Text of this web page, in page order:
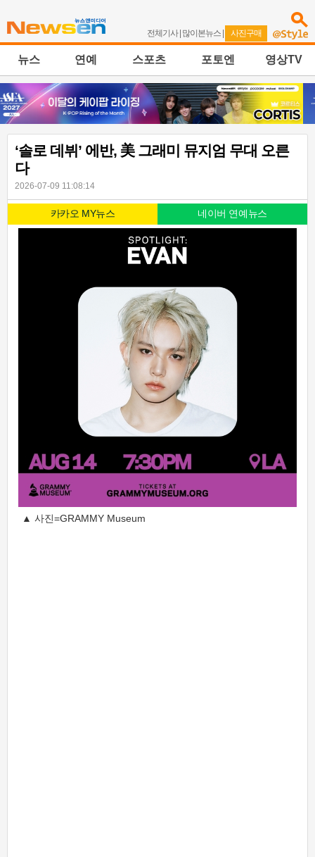
전체기사| 많이본뉴스 | 사진구매
뉴스 연예 스포츠 포토엔 영상TV
‘솔로 데뷔’ 에반, 美 그래미 뮤지엄 무대 오른
다
2026-07-09 11:08:14
카카오 MY뉴스 네이버 연예뉴스
▲ 사진=GRAMMY Museum